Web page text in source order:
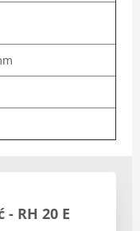
RH 20 E